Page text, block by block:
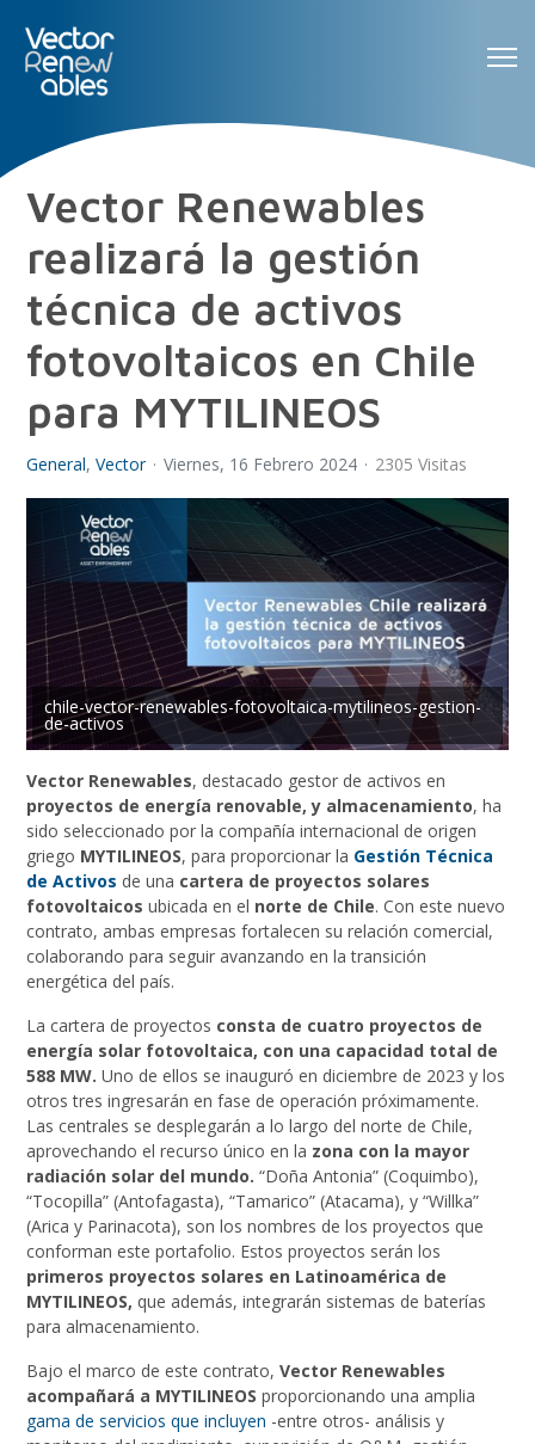
Vector Renewables
realizará la gestión
técnica de activos
fotovoltaicos en Chile
para MYTILINEOS
General Vector Viernes, 16 Febrero 2024 2305 Visitas
chile-vector-renewables-fotovoltaica-mytilineos-gestion-
de-activos
Vector Renewables, destacado gestor de activos en
proyectos de energía renovable, y almacenamiento, ha
sido seleccionado por la compañía internacional de origen
griego MYTILINEOS, para proporcionar la Gestión Técnica
de Activos de una cartera de proyectos solares
fotovoltaicos ubicada en el norte de Chile. Con este nuevo
contrato, ambas empresas fortalecen su relación comercial,
colaborando para seguir avanzando en la transición
energética del país.
La cartera de proyectos consta de cuatro proyectos de
energía solar fotovoltaica, con una capacidad total de
588 MW. Uno de ellos se inauguró en diciembre de 2023 y los
otros tres ingresarán en fase de operación próximamente.
Las centrales se desplegarán a lo largo del norte de Chile,
aprovechando el recurso único en la zona con la mayor
radiación solar del mundo. “Doña Antonia” (Coquimbo),
“Tocopilla” (Antofagasta), “Tamarico” (Atacama), y “Willka”
(Arica y Parinacota), son los nombres de los proyectos que
conforman este portafolio. Estos proyectos serán los
primeros proyectos solares en Latinoamérica de
MYTILINEOS, que además, integrarán sistemas de baterías
para almacenamiento.
Bajo el marco de este contrato,Vector Renewables
acompañará a MYTILINEOSproporcionando una amplia
gama de servicios que incluyen -entre otros- análisis y